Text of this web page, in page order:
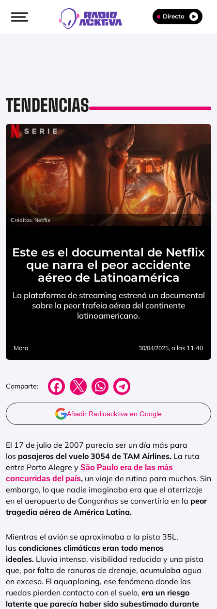
Directo
TENDENCIAS
Créditos: Netflix
Este es el documental de Netflix
que narra el peor accidente
aéreo de Latinoamérica
La plataforma de streaming estrenó un documental
sobre la peor trafeia aérea del continente
latinoamericano.
Mora 30/04/2025, a las 11:40
Comparte:
Añadir Radioacktiva en Google
El 17 de julio de 2007 parecía ser un día más para
los pasajeros del vuelo 3054 de TAM Airlines. La ruta
entre Porto Alegre y São Paulo era de las más
concurridas del país, un viaje de rutina para muchos. Sin
embargo, lo que nadie imaginaba era que el aterrizaje
en el aeropuerto de Congonhas se convertiría en la peor
tragedia aérea de América Latina.
Mientras el avión se aproximaba a la pista 35L,
las condiciones climáticas eran todo menos
ideales. Lluvia intensa, visibilidad reducida y una pista
que, por falta de ranuras de drenaje, acumulaba agua
en exceso. El aquaplaning, ese fenómeno donde las
ruedas pierden contacto con el suelo, era un riesgo
latente que parecía haber sido subestimado durante